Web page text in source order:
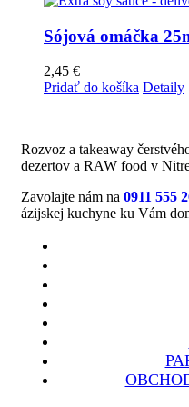
Sójová omáčka
2,45 €
Pridať do košíka Detaily
Rozvoz a takeaway
dezertov a RAW food v
Zavolajte nám na 0911 555
ázijskej kuchyne ku Vám